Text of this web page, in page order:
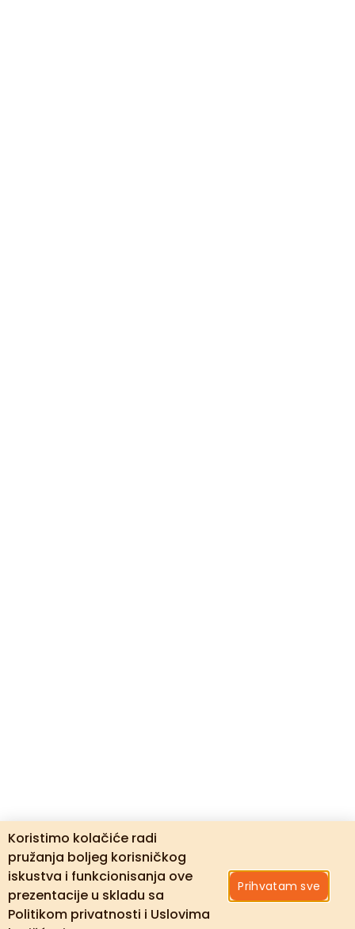
Koristimo kolačiće radi
pružanja boljeg korisničkog
iskustva i funkcionisanja ove
prezentacije u skladu sa
Politikom privatnosti i Uslovima
Prihvatam sve